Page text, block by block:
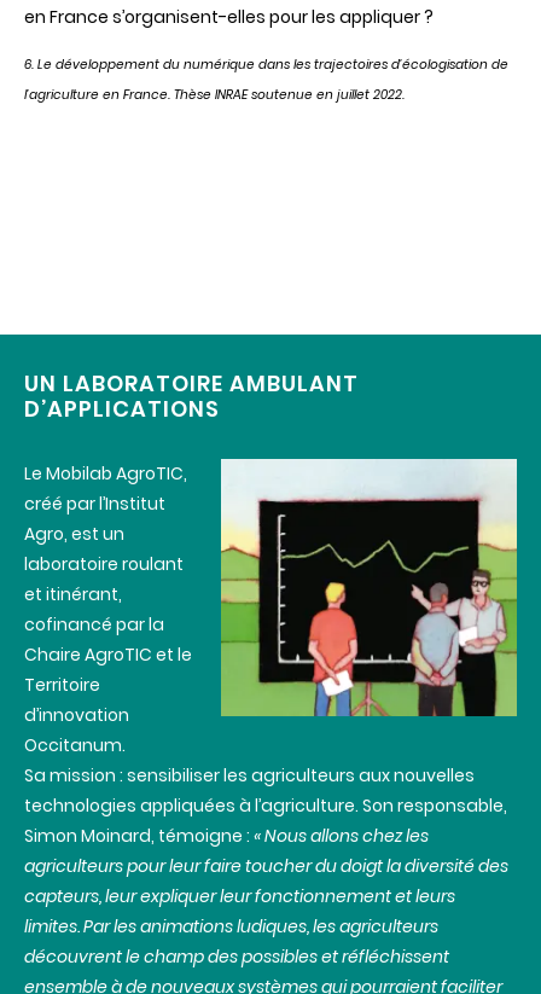
en France s’organisent-elles pour les appliquer ?
6. Le développement du numérique dans les trajectoires d’écologisation de
l’agriculture en France. Thèse INRAE soutenue en juillet 2022.
UN LABORATOIRE AMBULANT
D’APPLICATIONS
Le Mobilab AgroTIC,
créé par l’Institut
Agro, est un
laboratoire roulant
et itinérant,
cofinancé par la
Chaire AgroTIC et le
Territoire
d’innovation
Occitanum.
Sa mission : sensibiliser les agriculteurs aux nouvelles
technologies appliquées à l’agriculture. Son responsable,
Simon Moinard, témoigne : « Nous allons chez les
agriculteurs pour leur faire toucher du doigt la diversité des
capteurs, leur expliquer leur fonctionnement et leurs
limites. Par les animations ludiques, les agriculteurs
découvrent le champ des possibles et réfléchissent
ensemble à de nouveaux systèmes qui pourraient faciliter